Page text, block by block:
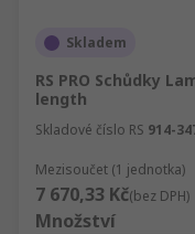
Skladem
RS PRO Schůdky
length
Skladové číslo RS 914-
Mezisoučet (1 jednotka)
7 670,33 Kč(bez DPH)
Množství